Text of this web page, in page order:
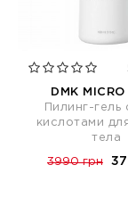
DMK MICRO
Пилинг-гель
кислотами
тела
3990 грн